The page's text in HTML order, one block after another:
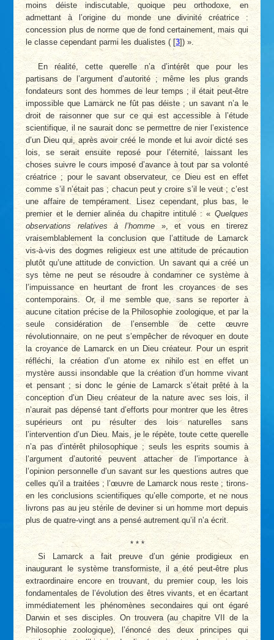
moins déiste indiscutable, quoique peu orthodoxe, en
admettant à l’origine du monde une divinité créatrice :
concession plus de norme que de fond certainement, mais qui
le classe cependant parmi les dua­listes ( [3]) ».
En réalité, cette querelle n’a d’intérêt que pour les
partisans de l’argument d’autorité ; même les plus grands
fondateurs sont des hommes de leur temps ; il était peut-être
impossible que Lamarck ne fût pas déiste ; un savant n’a le
droit de raisonner que sur ce qui est accessible à l’étude
scientifique, il ne saurait donc se permettre de nier l’existence
d’un Dieu qui, après avoir créé le monde et lui avoir dicté ses
lois, se serait ensuite reposé pour l’éternité, laissant les
choses suivre le cours imposé d’avance à tout par sa volonté
créatrice ; pour le savant observateur, ce Dieu est en effet
comme s’il n’était pas ; chacun peut y croire s’il le veut ; c’est
une affaire de tempérament. Lisez cependant, plus bas, le
premier et le dernier alinéa du chapitre intitulé : « Quelques
observations relatives à l’homme», et vous en tirerez
vraisemblablement la conclusion que l’attitude de Lamarck
vis-à-vis des dogmes religieux est une attitude de précaution
plutôt qu’une attitude de conviction. Un savant qui a créé un
sys­ tème ne peut se résoudre à condamner ce système à
l’impuissance en heurtant de front les croyances de ses
contemporains. Or, il me semble que, sans se reporter à
aucune citation précise de la Philosophie zoologique, et par la
seule considération de l’ensemble de cette œuvre
révolutionnaire, on ne peut s’empêcher de révoquer en doute
la croyance de Lamarck en un Dieu créateur. Pour un esprit
réfléchi, la création d’un atome ex nihilo est en effet un
mystère aussi insondable que la création d’un homme vivant
et pensant ; si donc le génie de Lamarck s’était prêté à la
conception d’un Dieu créateur de la nature avec ses lois, il
n’aurait pas dépensé tant d’efforts pour montrer que les êtres
supérieurs ont pu résulter des lois naturelles sans
l’intervention d’un Dieu. Mais, je le répète, toute cette querelle
n’a pas d’intérêt philosophique ; seuls les esprits soumis à
l’argument d’autorité peuvent attacher de l’importance à
l’opinion personnelle d’un savant sur les questions autres que
celles qu’il a traitées ; l’œuvre de Lamarck nous reste ; tirons-
en les conclusions scientifiques qu’elle comporte, et ne nous
livrons pas au jeu stérile de deviner si un homme mort depuis
plus de quatre-vingt ans a pensé autrement qu’il n’a écrit.
* * *
Si Lamarck a fait preuve d’un génie prodigieux en
inaugurant le système transformiste, il a été peut-être plus
extraordinaire encore en trouvant, du premier coup, les lois
fondamentales de l’évolution des êtres vivants, et en écartant
immédiatement les phénomènes secondaires qui ont égaré
Darwin et ses disciples. On trouvera (au chapitre VII de la
Philosophie zoologique), l’énoncé des deux principes qui